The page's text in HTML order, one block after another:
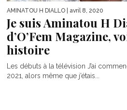
AMINATOU H DIALLO | avril 8, 2020
Je suis Aminatou H
d’O’Fem Magazine,
histoire
Les débuts à la télévision J’ai
2021, alors même que j’étais...